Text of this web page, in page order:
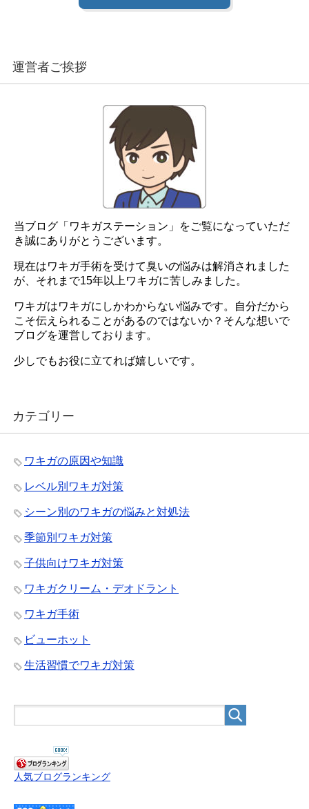
運営者ご挨拶
当ブログ「ワキガステーション」をご覧になっていただ
き誠にありがとうございます。
現在はワキガ手術を受けて臭いの悩みは解消されました
が、それまで15年以上ワキガに苦しみました。
ワキガはワキガにしかわからない悩みです。自分だから
こそ伝えられることがあるのではないか？そんな想いで
ブログを運営しております。
少しでもお役に立てれば嬉しいです。
カテゴリー
ワキガの原因や知識
レベル別ワキガ対策
シーン別のワキガの悩みと対処法
季節別ワキガ対策
子供向けワキガ対策
ワキガクリーム・デオドラント
ワキガ手術
ビューホット
生活習慣でワキガ対策
人気ブログランキング